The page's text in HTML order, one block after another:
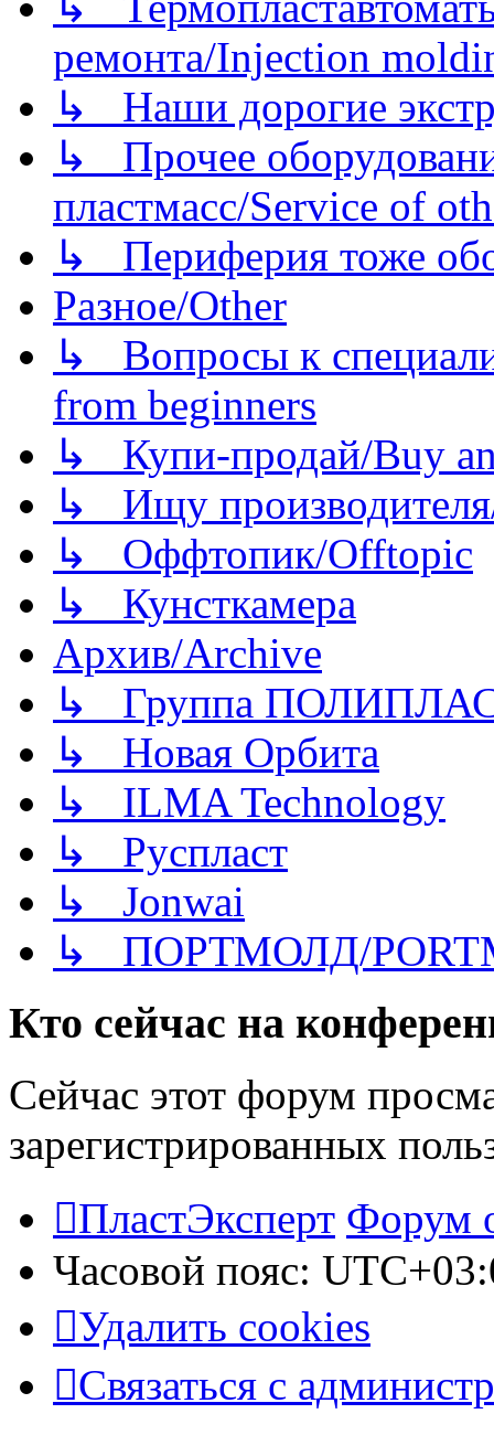
ремонта/Injection
↳ Наши дорогие
↳ Прочее
пластмасс/Service of
↳ Периферия тоже
Разное/Other
↳ Вопросы к
from beginners
↳ Купи-продай/Buy
↳ Ищу
↳ Оффтопик/Offtopic
↳ Кунсткамера
Архив/Archive
↳ Группа
↳ Новая Орбита
↳ ILMA Technology
↳ Руспласт
↳ Jonwai
↳ ПОРТМОЛД/
Кто сейчас на
Сейчас этот форум
зарегистрированных
ПластЭксперт Форум
Часовой пояс:
Удалить cookies
Связаться с